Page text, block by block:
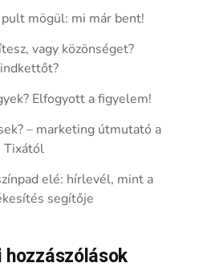
mögül: mi már bent!
vagy közönséget?
Elfogyott a figyelem!
– marketing útmutató a
Tixától
elé: hírlevél, mint a
segítője